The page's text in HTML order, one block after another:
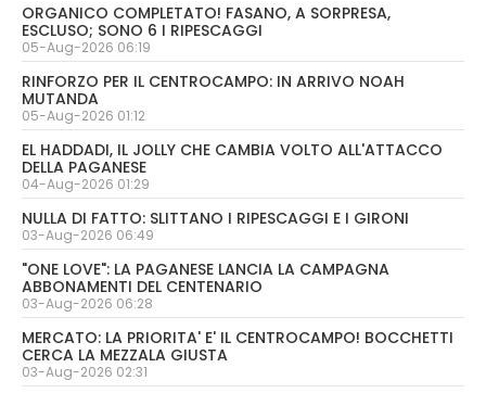
ORGANICO COMPLETATO! FASANO, A SORPRESA,
ESCLUSO; SONO 6 I RIPESCAGGI
05-Aug-2026 06:19
RINFORZO PER IL CENTROCAMPO: IN ARRIVO NOAH
MUTANDA
05-Aug-2026 01:12
EL HADDADI, IL JOLLY CHE CAMBIA VOLTO ALL'ATTACCO
DELLA PAGANESE
04-Aug-2026 01:29
NULLA DI FATTO: SLITTANO I RIPESCAGGI E I GIRONI
03-Aug-2026 06:49
"ONE LOVE": LA PAGANESE LANCIA LA CAMPAGNA
ABBONAMENTI DEL CENTENARIO
03-Aug-2026 06:28
MERCATO: LA PRIORITA' E' IL CENTROCAMPO! BOCCHETTI
CERCA LA MEZZALA GIUSTA
03-Aug-2026 02:31